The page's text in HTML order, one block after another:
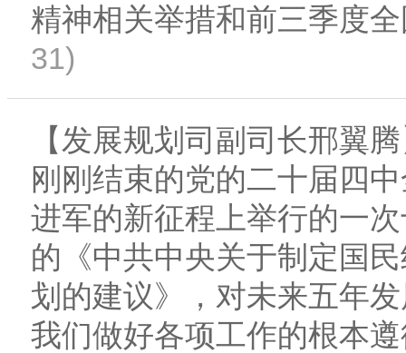
精神相关举措和前三季度
31)
【发展规划司副司长邢翼
刚刚结束的党的二十届四
进军的新征程上举行的一
的《中共中央关于制定国
划的建议》，对未来五年
我们做好各项工作的根本